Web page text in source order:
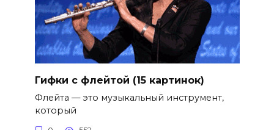
Гифки с флейтой (15 картинок)
Флейта — это музыкальный инструмент,
который